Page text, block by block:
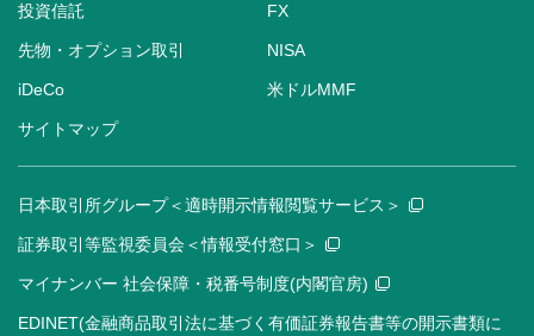
投資信託 FX
先物・オプション取引 NISA
iDeCo 米ドルMMF
サイトマップ
日本取引所グループ＜適時開示情報閲覧サービス＞
証券取引等監視委員会＜情報受付窓口＞
マイナンバー 社会保障・税番号制度(内閣官房)
EDINET(金融商品取引法に基づく有価証券報告書等の開示書類に